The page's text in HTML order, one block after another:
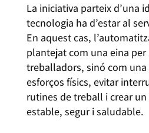
La iniciativa parteix d’una
tecnologia ha d’estar al
En aquest cas,
plantejat com una eina
treballadors, sinó com
esforços físics, evitar
rutines de treball i crear
estable, segur i saludable.